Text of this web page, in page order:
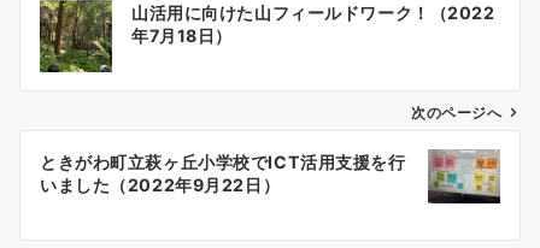
ン
山活用に向けた山フィールドワーク！（2022
年7月18日）
次のページへ
ときがわ町立萩ヶ丘小学校でICT活用支援を行
いました（2022年9月22日）